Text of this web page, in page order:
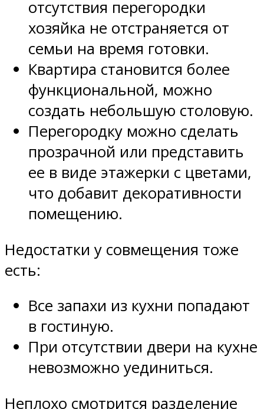
отсутствия перегородки
хозяйка не отстраняется от
семьи на время готовки.
Квартира становится более
функциональной, можно
создать небольшую столовую.
Перегородку можно сделать
прозрачной или представить
ее в виде этажерки с цветами,
что добавит декоративности
помещению.
Недостатки у совмещения тоже
есть:
Все запахи из кухни попадают
в гостиную.
При отсутствии двери на кухне
невозможно уединиться.
Неплохо смотрится разделение